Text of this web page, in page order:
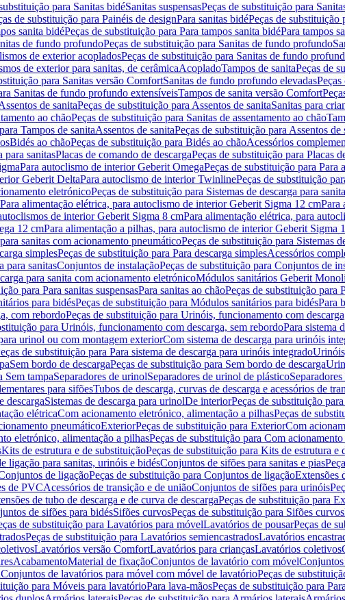
para Sanitas bidéSanitas suspensasPeças de substituição para
de substituição para Painéis de designPara sanitas bidéPeças de substituição
sanita bidéPeças de substituição para Para tampos sanita bidéPara tampos
de fundo profundoPeças de substituição para Sanitas de fundo profundo
de exterior acopladosPeças de substituição para Sanitas de fundo
de exterior para sanitas, de cerâmicaAcopladoTampos de sanitaPeças de
para Sanitas versão ComfortSanitas de fundo profundo elevadas
Sanitas de fundo profundo extensíveisTampos de sanita versão Comfort
de sanitaPeças de substituição para Assentos de sanitaSanitas para
ao chãoPeças de substituição para Sanitas de assentamento ao chão
Tampos de sanitaAssentos de sanitaPeças de substituição para Assentos de
Bidés ao chãoPeças de substituição para Bidés ao chãoAcessórios
para sanitasPlacas de comando de descargaPeças de substituição para Placas
Para autoclismo de interior Geberit OmegaPeças de substituição para
Geberit DeltaPara autoclismo de interior TwinlinePeças de substituição
eletrónicoPeças de substituição para Sistemas de descarga para
alimentação elétrica, para autoclismo de interior Geberit Sigma 12 cmPara
de interior Geberit Sigma 8 cmPara alimentação elétrica, para
12 cmPara alimentação a pilhas, para autoclismo de interior Geberit Sigma
sanitas com acionamento pneumáticoPeças de substituição para Sistemas
simplesPeças de substituição para Para descarga simplesAcessórios
para sanitasConjuntos de instalaçãoPeças de substituição para Conjuntos de
para sanita com acionamento eletrónicoMódulos sanitários Geberit
para Para sanitas suspensasPara sanitas ao chãoPeças de substituição para
para bidésPeças de substituição para Módulos sanitários para bidésPara
com rebordoPeças de substituição para Urinóis, funcionamento com
para Urinóis, funcionamento com descarga, sem rebordoPara sistema
urinol ou com montagem exteriorCom sistema de descarga para urinóis
de substituição para Para sistema de descarga para urinóis integrado
Sem bordo de descargaPeças de substituição para Sem bordo de descarga
Sem tampaSeparadores de urinolSeparadores de urinol de plástico
para sifõesTubos de descarga, curvas de descarga e acessórios de
descargaSistemas de descarga para urinolDe interiorPeças de substituição
elétricaCom acionamento eletrónico, alimentação a pilhasPeças de
pneumáticoExteriorPeças de substituição para ExteriorCom
eletrónico, alimentação a pilhasPeças de substituição para Com
Kits de estrutura e de substituiçãoPeças de substituição para Kits de estrutura e
ligação para sanitas, urinóis e bidésConjuntos de sifões para sanitas e pias
de ligaçãoPeças de substituição para Conjuntos de ligaçãoExtensões
de PVCAcessórios de transição e de uniãoConjuntos de sifões para urinóis
de tubo de descarga e de curva de descargaPeças de substituição para
de sifões para bidésSifões curvosPeças de substituição para Sifões curvos
de substituição para Lavatórios para móvelLavatórios de pousarPeças de
Peças de substituição para Lavatórios semiencastradosLavatórios
Lavatórios versão ComfortLavatórios para criançasLavatórios coletivos
AcabamentoMaterial de fixaçãoConjuntos de lavatório com móvel
Conjuntos de lavatórios para móvel com móvel de lavatórioPeças de
para Móveis para lavatórioPara lava-mãosPeças de substituição para